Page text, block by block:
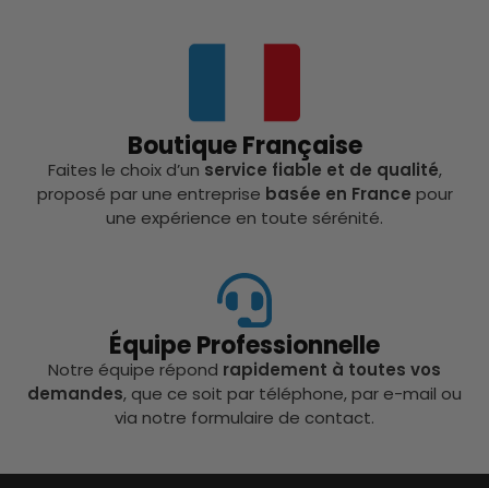
Boutique Française
Faites le choix d’un service fiable et de qualité,
proposé par une entreprise basée en France pour
une expérience en toute sérénité.
Équipe Professionnelle
Notre équipe répond rapidement à toutes vos
demandes, que ce soit par téléphone, par e-mail ou
via notre formulaire de contact.